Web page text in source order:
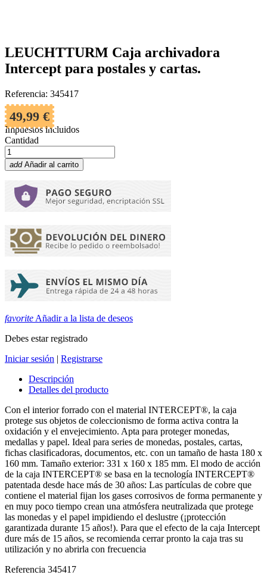
LEUCHTTURM Caja archivadora
Intercept para postales y cartas.
Referencia: 345417
49,99 €
Impuestos incluidos
Cantidad
add Añadir al carrito
favorite Añadir a la lista de deseos
Debes estar registrado
Iniciar sesión | Registrarse
Descripción
Detalles del producto
Con el interior forrado con el material INTERCEPT®, la caja
protege sus objetos de coleccionismo de forma activa contra la
oxidación y el envejecimiento. Apta para proteger monedas,
medallas y papel. Ideal para series de monedas, postales, cartas,
fichas clasificadoras, documentos, etc. con un tamaño de hasta 180 x
160 mm. Tamaño exterior: 331 x 160 x 185 mm. El modo de acción
de la caja INTERCEPT® se basa en la tecnología INTERCEPT®
patentada desde hace más de 30 años: Las partículas de cobre que
contiene el material fijan los gases corrosivos de forma permanente y
en muy poco tiempo crean una atmósfera neutralizada que protege
las monedas y el papel impidiendo el deslustre (¡protección
garantizada durante 15 años!). Para que el efecto de la caja Intercept
dure más de 15 años, se recomienda cerrar pronto la caja tras su
utilización y no abrirla con frecuencia
Referencia 345417